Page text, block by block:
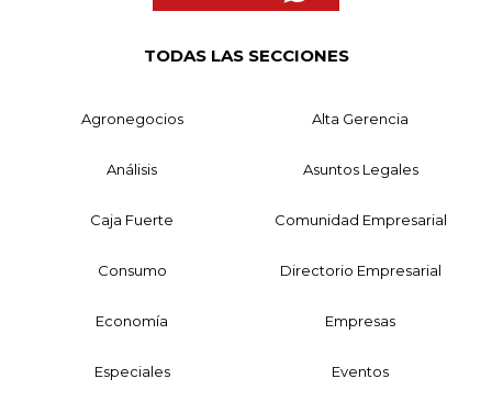
TODAS LAS SECCIONES
Agronegocios Alta Gerencia
Análisis Asuntos Legales
Caja Fuerte Comunidad Empresarial
Consumo Directorio Empresarial
Economía Empresas
Especiales Eventos